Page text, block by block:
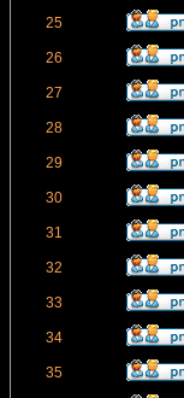
25
26
27
28
29
30
31
32
33
34
35